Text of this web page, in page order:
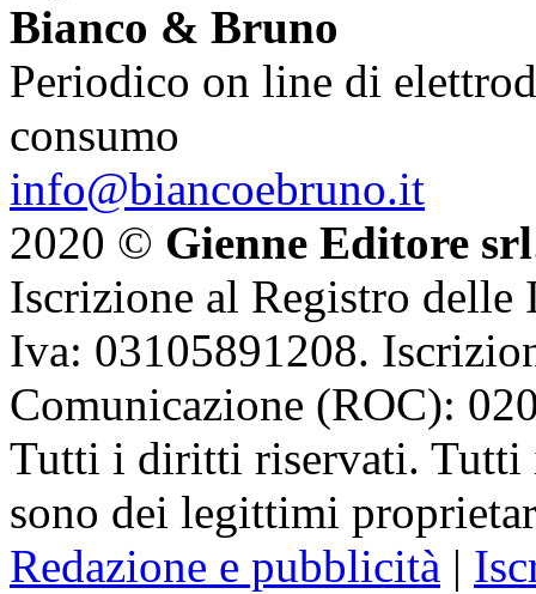
Bianco & Bruno
Periodico on line di
consumo
info@biancoebruno.it
2020 © Gienne Editore srl
Iscrizione al Registro delle
Iva: 03105891208.
Comunicazione (ROC):
Tutti i diritti riservati. Tutti
sono dei legittimi
Redazione e pubblicità |